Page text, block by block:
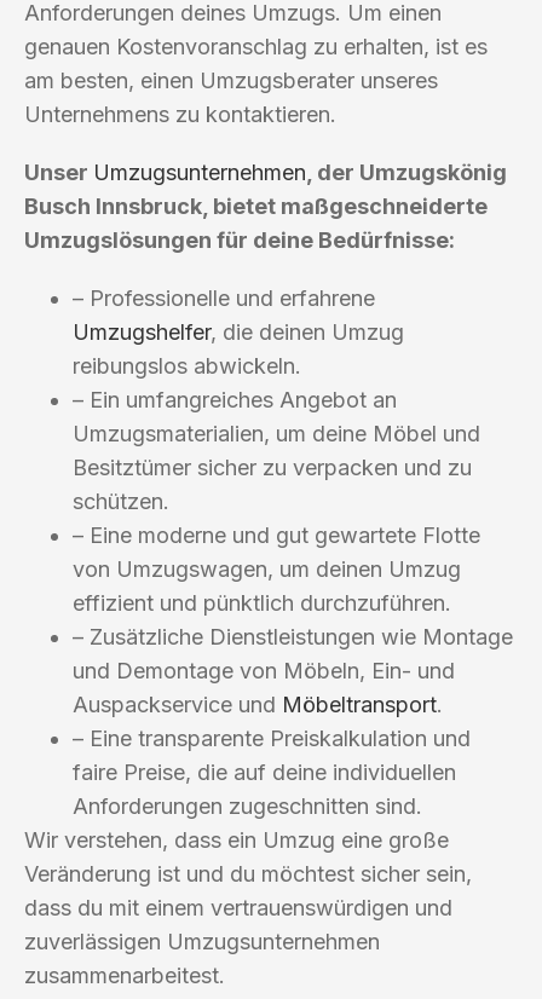
Anforderungen deines Umzugs. Um einen
genauen Kostenvoranschlag zu erhalten, ist es
am besten, einen Umzugsberater unseres
Unternehmens zu kontaktieren.
Unser Umzugsunternehmen , der Umzugskönig
Busch Innsbruck, bietet maßgeschneiderte
Umzugslösungen für deine Bedürfnisse:
– Professionelle und erfahrene
Umzugshelfer, die deinen Umzug
reibungslos abwickeln.
– Ein umfangreiches Angebot an
Umzugsmaterialien, um deine Möbel und
Besitztümer sicher zu verpacken und zu
schützen.
– Eine moderne und gut gewartete Flotte
von Umzugswagen, um deinen Umzug
effizient und pünktlich durchzuführen.
– Zusätzliche Dienstleistungen wie Montage
und Demontage von Möbeln, Ein- und
Auspackservice und Möbeltransport.
– Eine transparente Preiskalkulation und
faire Preise, die auf deine individuellen
Anforderungen zugeschnitten sind.
Wir verstehen, dass ein Umzug eine große
Veränderung ist und du möchtest sicher sein,
dass du mit einem vertrauenswürdigen und
zuverlässigen Umzugsunternehmen
zusammenarbeitest.